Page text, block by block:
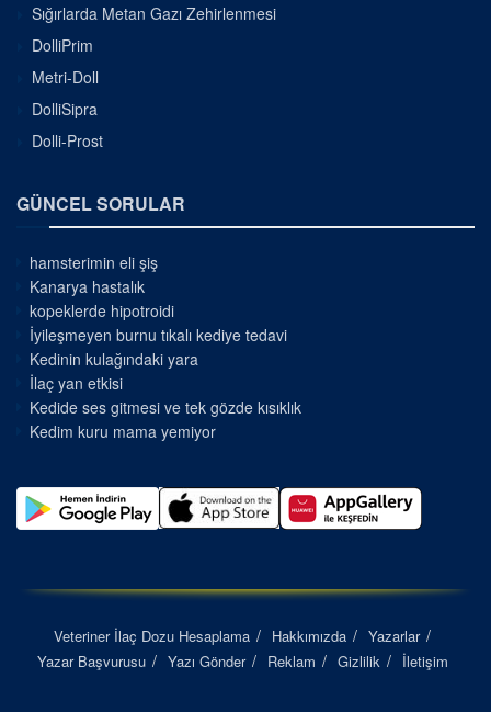
Sığırlarda Metan Gazı Zehirlenmesi
DolliPrim
Metri-Doll
DolliSipra
Dolli-Prost
GÜNCEL SORULAR
hamsterimin eli şiş
Kanarya hastalık
kopeklerde hipotroidi
İyileşmeyen burnu tıkalı kediye tedavi
Kedinin kulağındaki yara
İlaç yan etkisi
Kedide ses gitmesi ve tek gözde kısıklık
Kedim kuru mama yemiyor
Veteriner İlaç Dozu Hesaplama Hakkımızda
Yazarlar
Yazar Başvurusu
Yazı Gönder Reklam Gizlilik İletişim